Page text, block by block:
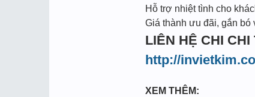
Hỗ trợ nhiệt tình cho
Giá thành ưu đãi, gắn bó
LIÊN HỆ CHI CHI
http://
XEM THÊM: